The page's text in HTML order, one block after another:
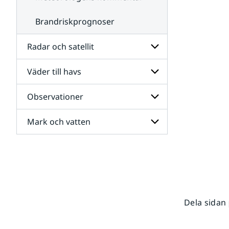
Brandriskprognoser
Radar och satellit
Undersidor
för
Radar
och
satellit
Väder till havs
Undersidor
för
Väder
till
havs
Observationer
Undersidor
för
Mark och vatten
Dela sidan